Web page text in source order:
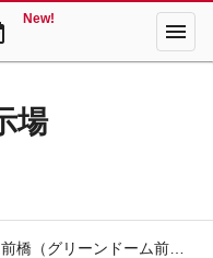
New! menu
場
（グリーンドーム前橋）